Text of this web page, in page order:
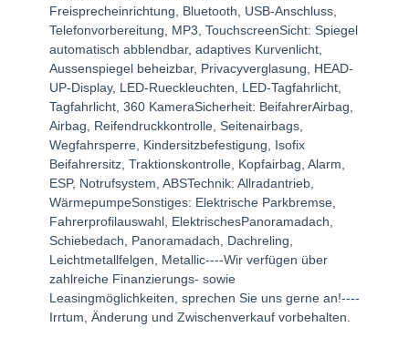
Freisprecheinrichtung, Bluetooth, USB-Anschluss,
Telefonvorbereitung, MP3, TouchscreenSicht: Spiegel
automatisch abblendbar, adaptives Kurvenlicht,
Aussenspiegel beheizbar, Privacyverglasung, HEAD-
UP-Display, LED-Rueckleuchten, LED-Tagfahrlicht,
Tagfahrlicht, 360 KameraSicherheit: BeifahrerAirbag,
Airbag, Reifendruckkontrolle, Seitenairbags,
Wegfahrsperre, Kindersitzbefestigung, Isofix
Beifahrersitz, Traktionskontrolle, Kopfairbag, Alarm,
ESP, Notrufsystem, ABSTechnik: Allradantrieb,
WärmepumpeSonstiges: Elektrische Parkbremse,
Fahrerprofilauswahl, ElektrischesPanoramadach,
Schiebedach, Panoramadach, Dachreling,
Leichtmetallfelgen, Metallic----Wir verfügen über
zahlreiche Finanzierungs- sowie
Leasingmöglichkeiten, sprechen Sie uns gerne an!----
Irrtum, Änderung und Zwischenverkauf vorbehalten.